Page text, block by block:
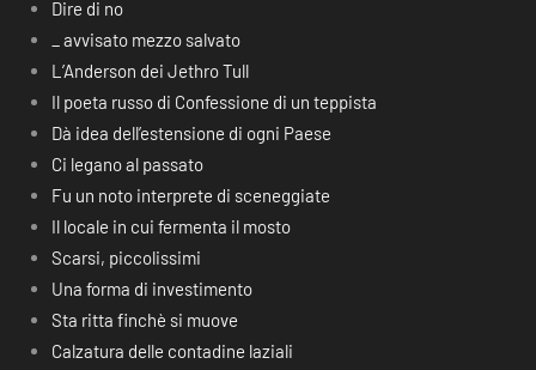
Dire di no
_ avvisato mezzo salvato
L’Anderson dei Jethro Tull
Il poeta russo di Confessione di un teppista
Dà idea dell’estensione di ogni Paese
Ci legano al passato
Fu un noto interprete di sceneggiate
Il locale in cui fermenta il mosto
Scarsi, piccolissimi
Una forma di investimento
Sta ritta finchè si muove
Calzatura delle contadine laziali